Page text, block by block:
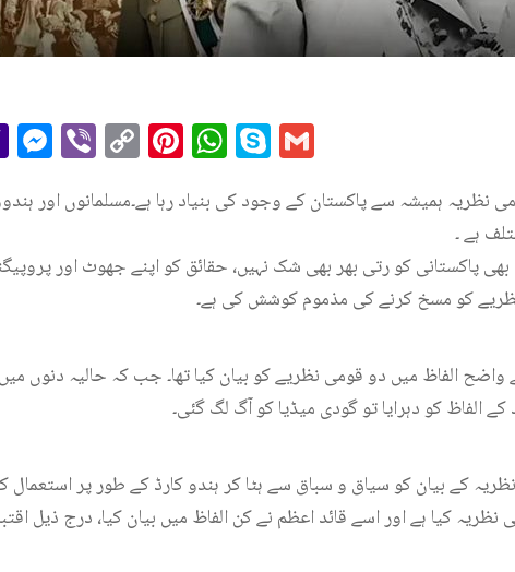
Yahoo
Mail
Messenger
ViberCopy
Link
Pinterest
WhatsApp
Skype
نظریہ ہمیشہ سے پاکستان کے وجود کی بنیاد رہا ہے۔مسلمانوں اور
ہے ۔
پاکستانی کو رتی بھر بھی شک نہیں، حقائق کو اپنے جھوٹ اور
کو مسخ کرنے کی مذموم کوشش کی ہے۔
واضح الفاظ میں دو قومی نظریے کو بیان کیا تھا۔ جب کہ حالیہ
الفاظ کو دہرایا تو گودی میڈیا کو آگ لگ گئی۔
کے بیان کو سیاق و سباق سے ہٹا کر ہندو کارڈ کے طور پر
کیا ہے اور اسے قائد اعظم نے کن الفاظ میں بیان کیا، درج ذیل